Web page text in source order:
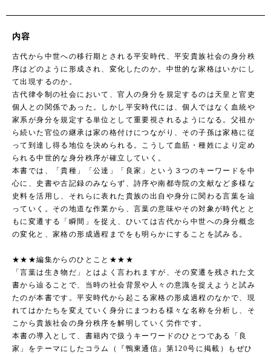
内容
古代から中世への移行期とされる平安時代、平安貴族社会の身分秩
序はどのように形成され、変化したのか。中世的な家格はいかにし
て出現するのか。
古代律令制の社会において、官人の身分を規定するのは天皇と官吏
個人との関係であった。しかし平安時代には、個人ではなく血統や
家系が身分を規定する単位として重要視されるようになる。父祖か
ら続いた官位の継承は家の格付けにつながり、その子孫は家格に従
って到達し得る地位を決められる。こうして血筋・種姓により定め
られる中世的な身分秩序が確立していく。
本書では、「貴種」「公達」「良家」という３つのキーワードを中
心に、史書や古記録のみならず、詩序や南都寺院の文献など多様な
史料を活用し、それらに表れた貴族の出自や身分に関わる言葉を辿
っていく。その地道な作業から、言葉の意味やその対象が時代とと
もに変遷する「瞬間」を捉え、ひいては古代から中世への身分概念
の変化と、家格の形成過程までをも明らかにすることを試みる。
★★★編集からのひとこと★★★
「言葉は生き物だ」とはよく言われますが、その変遷を残された文
書から辿ることで、当時の社会背景や人々の意識を捉えようと試み
たのが本書です。平安時代から起こる家格の形成過程のなかで、現
れてはかたちを変えていく身分にまつわる様々な名称を分析し、そ
こから貴族社会の身分秩序を解明していく労作です。
本書の導入として、書籍内で扱うキーワードのひとつである「良
家」をテーマにしたコラム（『鴨東通信』第120号に掲載）もぜひ